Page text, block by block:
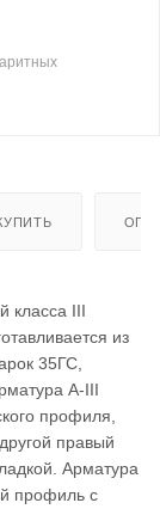
класса III
из
35ГС,
A-III
профиля,
правый
Арматура
профиль с